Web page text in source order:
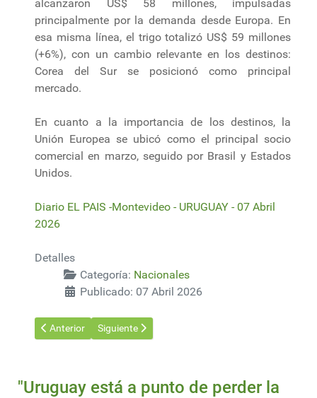
alcanzaron US$ 58 millones, impulsadas
principalmente por la demanda desde Europa. En
esa misma línea, el trigo totalizó US$ 59 millones
(+6%), con un cambio relevante en los destinos:
Corea del Sur se posicionó como principal
mercado.
En cuanto a la importancia de los destinos, la
Unión Europea se ubicó como el principal socio
comercial en marzo, seguido por Brasil y Estados
Unidos.
Diario EL PAIS -Montevideo - URUGUAY - 07 Abril
2026
Detalles
Categoría: Nacionales
Publicado: 07 Abril 2026
Artículo anterior: Jornada de INIA y el IPA sobre decisiones
Anterior Artículo siguiente: Por suba del combustible, se
Siguiente
"Uruguay está a punto de perder la